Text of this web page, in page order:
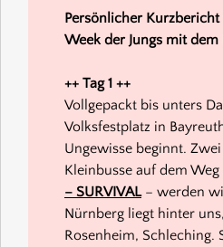
Persönlicher
Week der Jungs mit
++ Tag 1 ++
Vollgepackt bis unters
Volksfestplatz in
Ungewisse beginnt.
Kleinbusse auf dem Weg
– SURVIVAL– werden
Nürnberg liegt hinter
Rosenheim, Schleching.